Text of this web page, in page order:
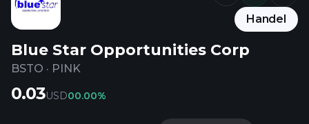
Handel
Blue Star Opportunities Corp
BSTO · PINK
0.03USD00.00%